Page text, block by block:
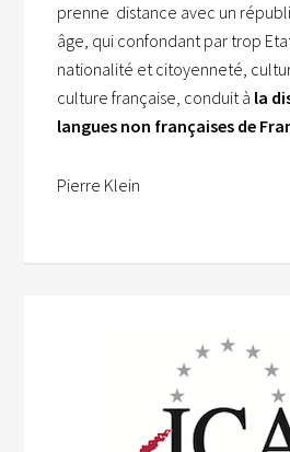
prenne distance avec un
âge, qui confondant par trop
nationalité et citoyenneté,
culture française, conduit à la
langues non françaises de
Pierre Klein